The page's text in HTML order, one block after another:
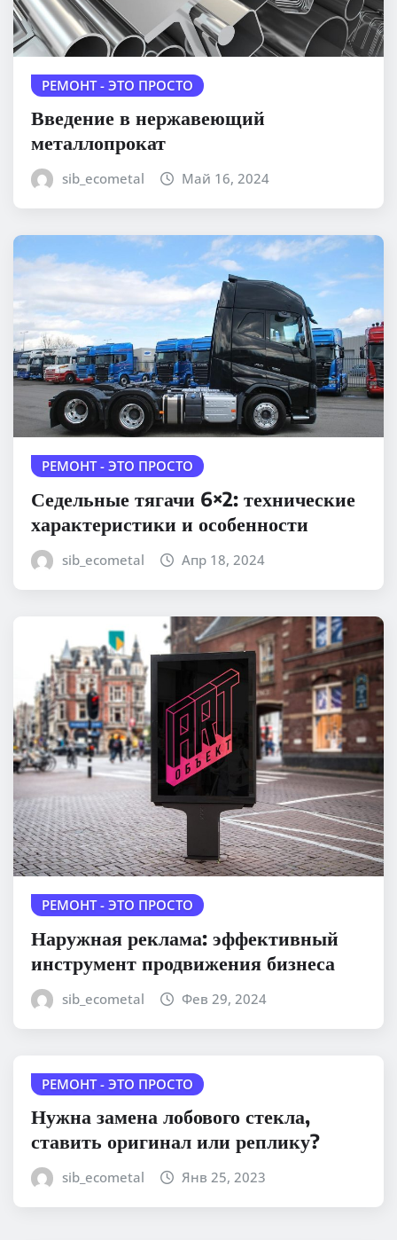
РЕМОНТ - ЭТО ПРОСТО
Введение в нержавеющий
металлопрокат
sib_ecometal Май 16, 2024
РЕМОНТ - ЭТО ПРОСТО
Седельные тягачи 6×2: технические
характеристики и особенности
sib_ecometal Апр 18, 2024
РЕМОНТ - ЭТО ПРОСТО
Наружная реклама: эффективный
инструмент продвижения бизнеса
sib_ecometal Фев 29, 2024
РЕМОНТ - ЭТО ПРОСТО
Нужна замена лобового стекла,
ставить оригинал или реплику?
sib_ecometal Янв 25, 2023